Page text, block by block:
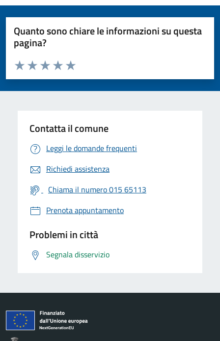
Quanto sono chiare le informazioni su questa
pagina?
Valuta da 1 a 5 stelle la pagina
Valuta 5 stelle su 5
Valuta 4 stelle su 5
Valuta 3 stelle su 5
Valuta 2 stelle su 5
Valuta 1 stelle su 5
Contatta il comune
Leggi le domande frequenti
Richiedi assistenza
Chiama il numero 015 65113
Prenota appuntamento
Problemi in città
Segnala disservizio